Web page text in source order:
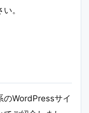
。
のWordPressサイ